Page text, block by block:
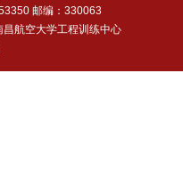
邮编：330063
航空大学工程训练中心